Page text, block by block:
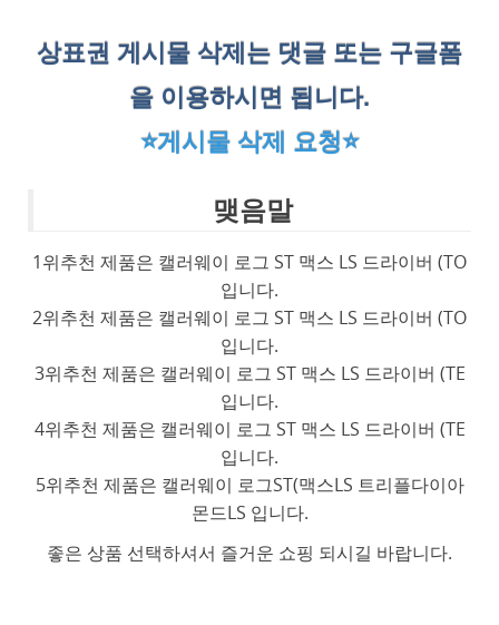
상표권 게시물 삭제는 댓글 또는 구글폼
을 이용하시면 됩니다.
⭐게시물 삭제 요청⭐
맺음말
1위추천 제품은 캘러웨이 로그 ST 맥스 LS 드라이버 (TO
입니다.
2위추천 제품은 캘러웨이 로그 ST 맥스 LS 드라이버 (TO
입니다.
3위추천 제품은 캘러웨이 로그 ST 맥스 LS 드라이버 (TE
입니다.
4위추천 제품은 캘러웨이 로그 ST 맥스 LS 드라이버 (TE
입니다.
5위추천 제품은 캘러웨이 로그ST(맥스LS 트리플다이아
몬드LS 입니다.
좋은 상품 선택하셔서 즐거운 쇼핑 되시길 바랍니다.